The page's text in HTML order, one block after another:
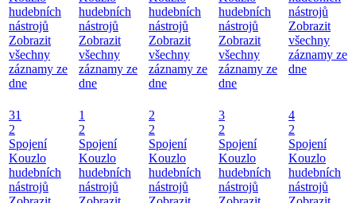
hudebních
nástrojů
Zobrazit
všechny
záznamy ze
dne
hudebních
nástrojů
Zobrazit
všechny
záznamy ze
dne
hudebních
nástrojů
Zobrazit
všechny
záznamy ze
dne
hudebních
nástrojů
Zobrazit
všechny
záznamy ze
dne
nástrojů
Zobrazit
všechny
záznamy ze
dne
31
2
Spojení
Kouzlo
hudebních
nástrojů
1
2
Spojení
Kouzlo
hudebních
nástrojů
2
2
Spojení
Kouzlo
hudebních
nástrojů
3
2
Spojení
Kouzlo
hudebních
nástrojů
4
2
Spojení
Kouzlo
hudebních
nástrojů